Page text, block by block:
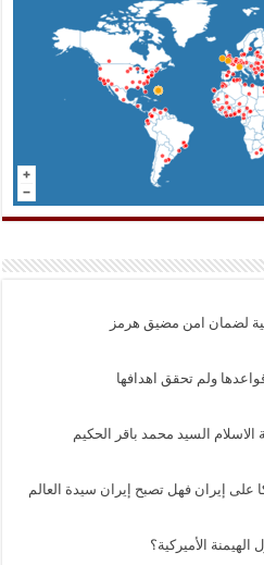
لضمان امن مضيق هرمز
ولم تحقق اهدافها
السيد محمد باقر الحكيم
إيران فهل تصبح إيران سيدة العالم
الأميركية؟